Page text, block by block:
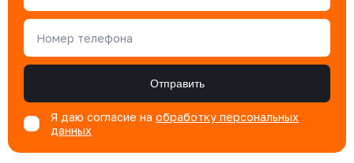
Номер телефона
Отправить
Я даю согласие на обработку персональных
данных